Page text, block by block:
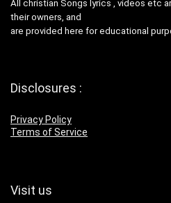
All christian Songs lyrics , videos etc
their owners, and
are provided here for educational
Disclosures :
Privacy Policy
Terms of Service
Visit us